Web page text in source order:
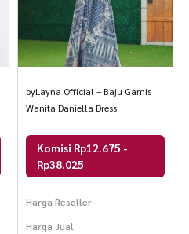
byLayna Official – Baju Gamis
Wanita Daniella Dress
Komisi Rp12.675 -
Rp38.025
Harga Reseller
Harga Jual